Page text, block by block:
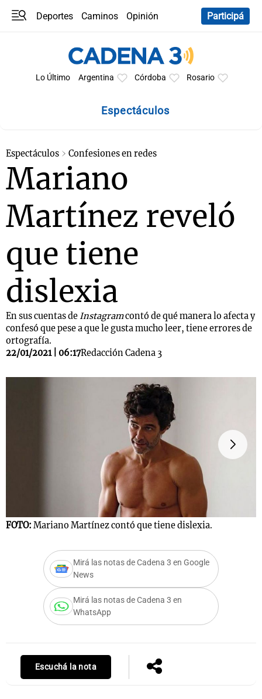
Deportes Caminos
Opinión
Participá
Lo Último Argentina Córdoba Rosario
Espectáculos
Espectáculos Confesiones en redes
Mariano
Martínez reveló
que tiene
dislexia
En sus cuentas de Instagramcontó de qué manera lo afecta y
confesó que pese a que le gusta mucho leer, tiene errores de
ortografía.
22/01/2021 | 06:17Redacción Cadena 3
FOTO: Mariano Martínez contó que tiene dislexia.
Mirá las notas de Cadena 3 en Google
News
Mirá las notas de Cadena 3 en
WhatsApp
Escuchá la nota
Notas
Mundial 2026
La Sole en
Cadena 3